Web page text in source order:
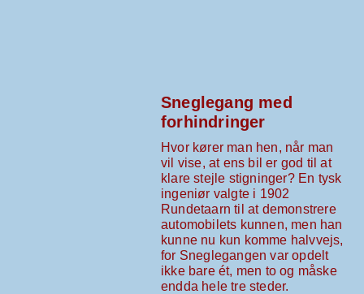
Sneglegang med
forhindringer
Hvor kører man hen, når man
vil vise, at ens bil er god til at
klare stejle stigninger? En tysk
ingeniør valgte i 1902
Rundetaarn til at demonstrere
automobilets kunnen, men han
kunne nu kun komme halvvejs,
for Sneglegangen var opdelt
ikke bare ét, men to og måske
endda hele tre steder.